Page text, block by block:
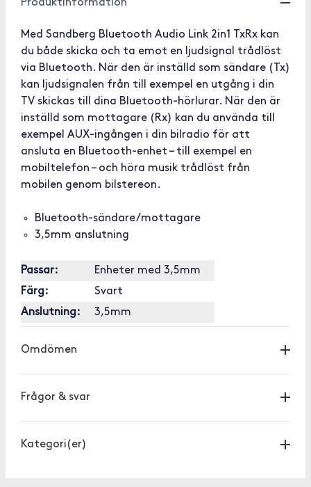
Produktinformation
Med Sandberg Bluetooth Audio Link 2in1 TxRx kan
du både skicka och ta emot en ljudsignal trådlöst
via Bluetooth. När den är inställd som sändare (Tx)
kan ljudsignalen från till exempel en utgång i din
TV skickas till dina Bluetooth-hörlurar. När den är
inställd som mottagare (Rx) kan du använda till
exempel AUX-ingången i din bilradio för att
ansluta en Bluetooth-enhet – till exempel en
mobiltelefon – och höra musik trådlöst från
mobilen genom bilstereon.
Bluetooth-sändare/mottagare
3,5mm anslutning
Passar:
Enheter med 3,5mm
Färg:
Svart
Anslutning:
3,5mm
Omdömen
Frågor & svar
Kategori(er)